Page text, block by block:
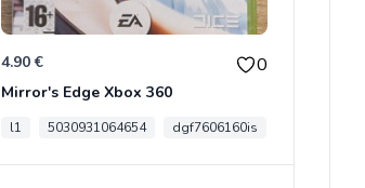
4.90 € 0
Mirror's Edge Xbox 360
l1 5030931064654 dgf7606160is